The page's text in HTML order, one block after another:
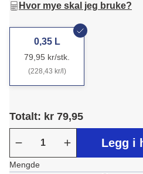
Hvor mye skal jeg bruke?
0,35 L
79,95 kr/stk.
(228,43 kr/l)
Totalt: kr 79,95
Legg i
Mengde